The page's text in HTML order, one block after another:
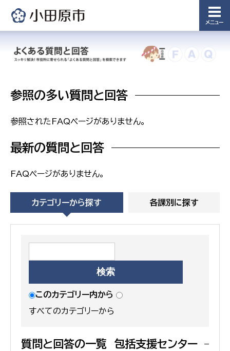
メニュー
浄水管理
農業委
員会事
農業委員
議会局
課
参照の多い質問と回答
参照されたFAQページがありません。
最新の質問と回答
FAQページがありません。
カテゴリーから探す 各課別に探す
このカテゴリー内から
すべてのカテゴリーから
質問と回答の一覧 包括支援センター